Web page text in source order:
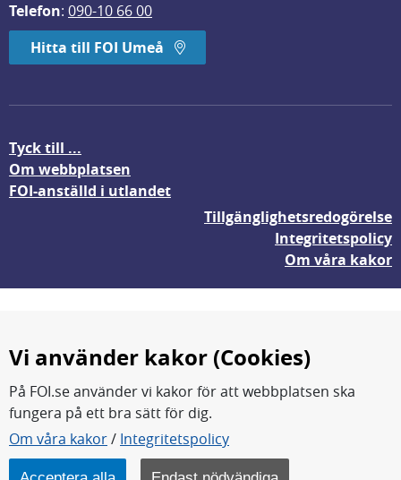
Telefon: 090-10 66 00
Hitta till FOI Umeå
Tyck till ...
Om webbplatsen
FOI-anställd i utlandet
Tillgänglighetsredogörelse
Integritetspolicy
Om våra kakor
FOI forskar för en säkrare värld.
FOI:s kärnverksamhet är forskning, metod- och
teknikutveckling samt analyser och studier.
Vi använder kakor (Cookies)
På FOI.se använder vi kakor för att webbplatsen ska
fungera på ett bra sätt för dig.
Om våra kakor/ Integritetspolicy